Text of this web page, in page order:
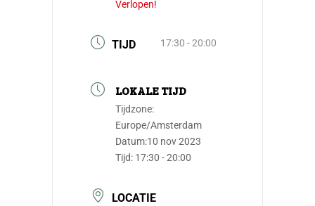
Verlopen!
TIJD 17:30 - 20:00
LOKALE TIJD
Tijdzone:
Europe/Amsterdam
Datum:10 nov 2023
Tijd: 17:30 - 20:00
LOCATIE